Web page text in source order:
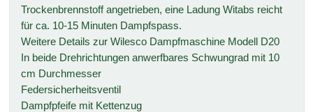
Trockenbrennstoff angetrieben, eine Ladung Witabs reicht
für ca. 10-15 Minuten Dampfspass.
Weitere Details zur Wilesco Dampfmaschine Modell D20
In beide Drehrichtungen anwerfbares Schwungrad mit 10
cm Durchmesser
Federsicherheitsventil
Dampfpfeife mit Kettenzug